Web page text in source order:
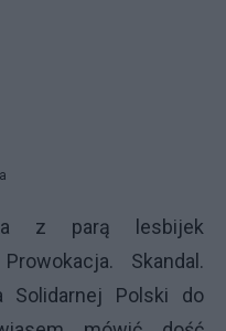
z parą lesbijek
Skandal.
Solidarnej Polski do